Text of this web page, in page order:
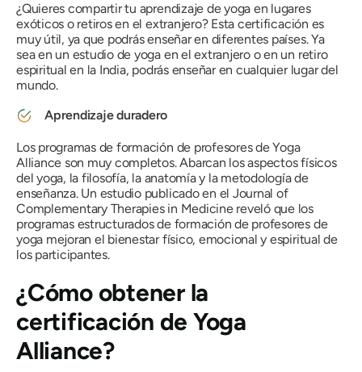
¿Quieres compartir tu aprendizaje de yoga en lugares
exóticos o retiros en el extranjero? Esta certificación es
muy útil, ya que podrás enseñar en diferentes países. Ya
sea en un estudio de yoga en el extranjero o en un retiro
espiritual en la India, podrás enseñar en cualquier lugar del
mundo.
Aprendizaje duradero
Los programas de formación de profesores de Yoga
Alliance son muy completos. Abarcan los aspectos físicos
del yoga, la filosofía, la anatomía y la metodología de
enseñanza. Un estudio publicado en el Journal of
Complementary Therapies in Medicinereveló que los
programas estructurados de formación de profesores de
yoga mejoran el bienestar físico, emocional y espiritual de
los participantes.
¿Cómo obtener la
certificación de Yoga
Alliance?